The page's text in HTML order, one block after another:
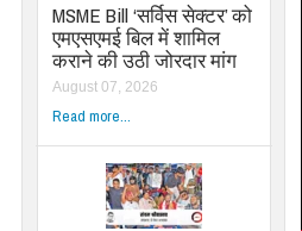
MSME Bill ‘सर्विस सेक्टर’ को
एमएसएमई बिल में शामिल
कराने की उठी जोरदार मांग
August 07, 2026
Read more...